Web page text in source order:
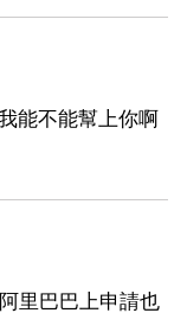
能不能幫上你啊
里巴巴上申請也